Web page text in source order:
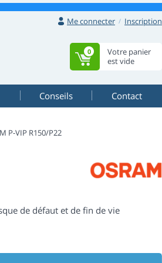
Me connecter Inscription
Votre panier
est vide
0
Conseils Contact
P-VIP R150/P22
de défaut et de fin de vie